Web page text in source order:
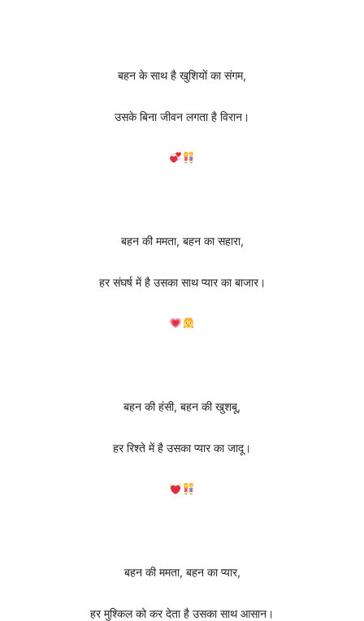
बहन के साथ है खुशियों का संगम,
उसके बिना जीवन लगता है विरान।
बहन की ममता, बहन का सहारा,
हर संघर्ष में है उसका साथ प्यार का बाजार।
बहन की हंसी, बहन की खुशबू,
हर रिश्ते में है उसका प्यार का जादू।
बहन की ममता, बहन का प्यार,
हर मुश्किल को कर देता है उसका साथ आसान।